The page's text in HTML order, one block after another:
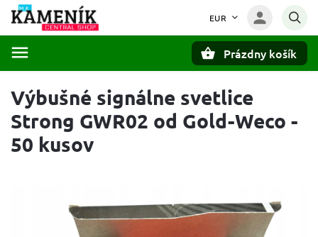
EUR
Prázdny košík
Výbušné signálne svetlice
Strong GWR02 od Gold-Weco -
50 kusov